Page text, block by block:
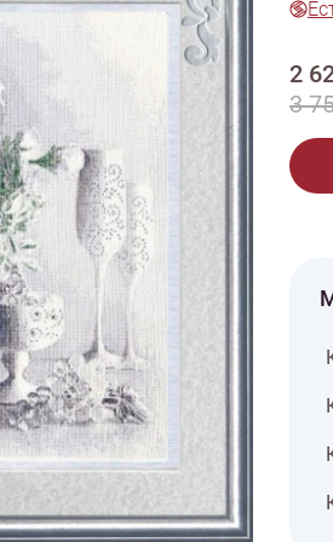
Натюрморт
Птицы
2
3